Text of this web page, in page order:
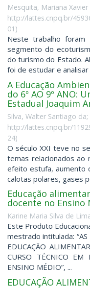
Mesquita, Mariana Xavier
http://lattes.cnpq.br/
01 )
Neste trabalho foram
segmento do
do turismo do Estado.
foi de estudar e
A Educação
do 6º AO 9º ANO:
Estadual Joaquim
Silva, Walter Santiago da;
http://lattes.cnpq.br/
24)
O século XXI teve no
temas relacionados ao
efeito estufa, aumento
calotas polares, gases
Educação
docente no Ensino
Karine Maria Silva de
Este Produto
mestrado intitulada: “AS
EDUCAÇÃO
CURSO TÉCNICO EM
ENSINO MÉDIO”, ...
EDUCAÇÃO